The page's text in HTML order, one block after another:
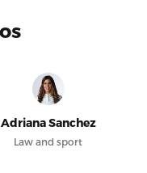
Adriana Sanchez
Law and sport